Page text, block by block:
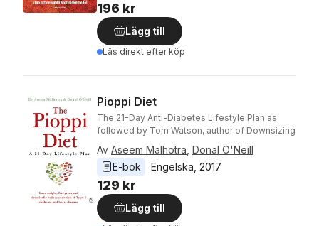
196 kr
Lägg till
Läs direkt efter köp
Pioppi Diet
The 21-Day Anti-Diabetes Lifestyle Plan as
followed by Tom Watson, author of Downsizing
Av Aseem Malhotra Donal O'Neill
E-bok
Engelska 2017
129 kr
Lägg till